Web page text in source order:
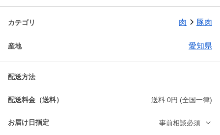
カテゴリ 肉 豚肉
産地 愛知県
配送方法
配送料金（送料） 送料:0円 (全国一律)
お届け日指定 事前相談必須